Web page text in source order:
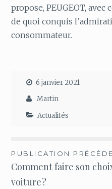
propose, PEUGEOT,
de quoi conquis
consommateur.
6 janvier 2021
Martin
Actualités
Navigation
de
PUBLICATION
Comment faire son
voiture ?